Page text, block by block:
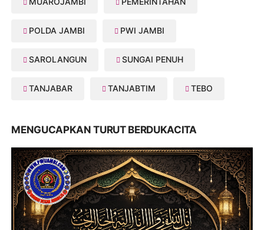
POLDA JAMBI PWI JAMBI
SAROLANGUN SUNGAI PENUH
TANJABAR TANJABTIM TEBO
MENGUCAPKAN TURUT BERDUKACITA